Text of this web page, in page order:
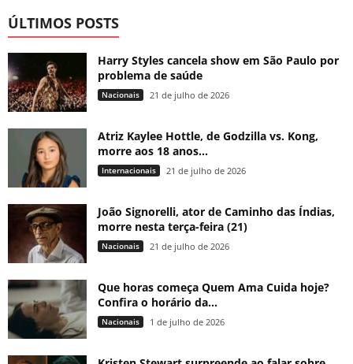
ÚLTIMOS POSTS
Harry Styles cancela show em São Paulo por
problema de saúde
Nacionais 21 de julho de 2026
Atriz Kaylee Hottle, de Godzilla vs. Kong,
morre aos 18 anos...
Internacionais 21 de julho de 2026
João Signorelli, ator de Caminho das Índias,
morre nesta terça-feira (21)
Nacionais 21 de julho de 2026
Que horas começa Quem Ama Cuida hoje?
Confira o horário da...
Nacionais 1 de julho de 2026